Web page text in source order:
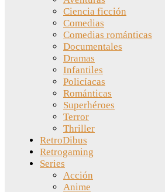
Ciencia ficción
Comedias
Comedias románticas
Documentales
Dramas
Infantiles
Policíacas
Románticas
Superhéroes
Terror
Thriller
RetroDibus
Retrogaming
Series
Acción
Anime